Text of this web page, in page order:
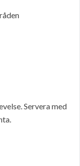
Servera med